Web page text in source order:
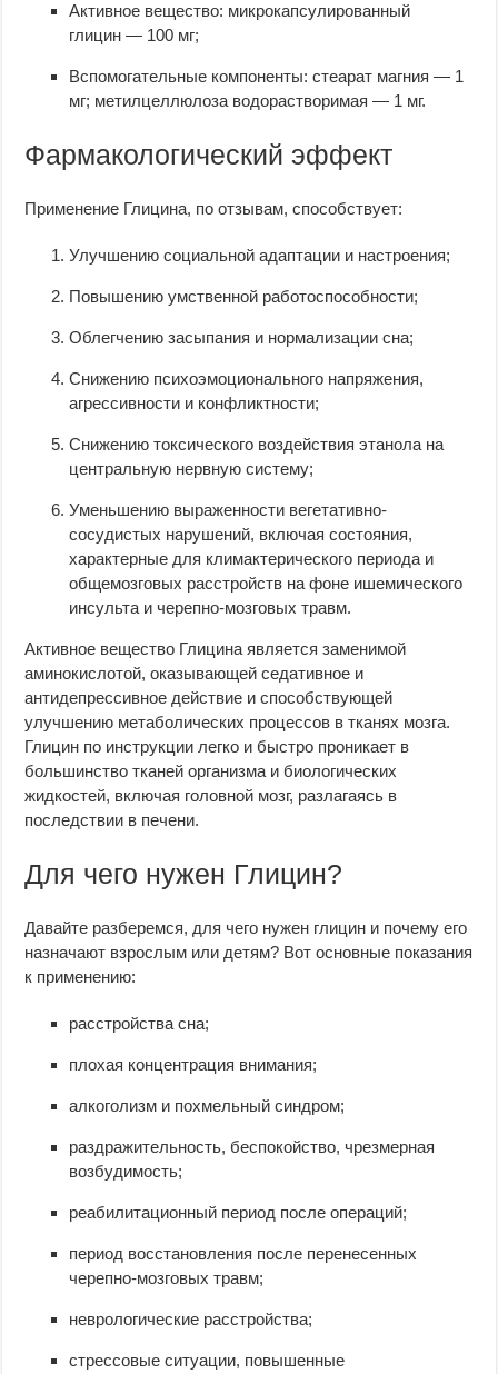
Активное вещество: микрокапсулированный
глицин — 100 мг;
Вспомогательные компоненты: стеарат магния — 1
мг; метилцеллюлоза водорастворимая — 1 мг.
Фармакологический эффект
Применение Глицина, по отзывам, способствует:
Улучшению социальной адаптации и настроения;
Повышению умственной работоспособности;
Облегчению засыпания и нормализации сна;
Снижению психоэмоционального напряжения,
агрессивности и конфликтности;
Снижению токсического воздействия этанола на
центральную нервную систему;
Уменьшению выраженности вегетативно-
сосудистых нарушений, включая состояния,
характерные для климактерического периода и
общемозговых расстройств на фоне ишемического
инсульта и черепно-мозговых травм.
Активное вещество Глицина является заменимой
аминокислотой, оказывающей седативное и
антидепрессивное действие и способствующей
улучшению метаболических процессов в тканях мозга.
Глицин по инструкции легко и быстро проникает в
большинство тканей организма и биологических
жидкостей, включая головной мозг, разлагаясь в
последствии в печени.
Для чего нужен Глицин?
Давайте разберемся, для чего нужен глицин и почему его
назначают взрослым или детям? Вот основные показания
к применению:
расстройства сна;
плохая концентрация внимания;
алкоголизм и похмельный синдром;
раздражительность, беспокойство, чрезмерная
возбудимость;
реабилитационный период после операций;
период восстановления после перенесенных
черепно-мозговых травм;
неврологические расстройства;
стрессовые ситуации, повышенные